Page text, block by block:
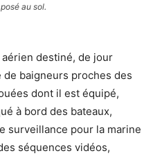
au sol.
destiné, de jour
de baigneurs proches des
dont il est équipé,
à bord des bateaux,
surveillance pour la marine
séquences vidéos,